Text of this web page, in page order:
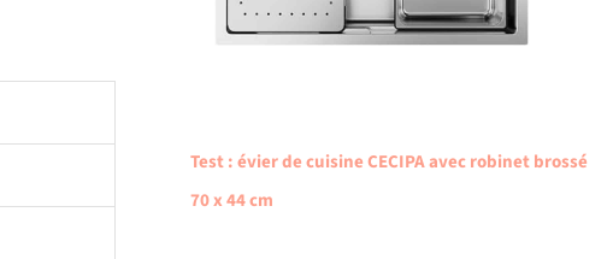
Test : évier de cuisine CECIPA avec robinet brossé
70 x 44 cm